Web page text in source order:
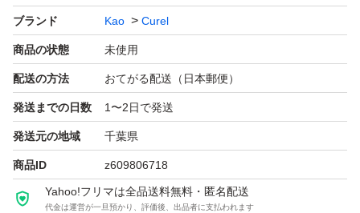
・商品の状態について
新品未使用ですが、自宅保管のため完璧を求める方はご購
入をお控えください（箱にへこみ等がある場合がございま
す）。
・正規品に関する質問について
出品商品は全て正規品になります。少しでも気にされる方
ブランド Kao Curel
商品の状態 未使用
配送の方法 おてがる配送（日本郵便）
発送までの日数 1〜2日で発送
発送元の地域 千葉県
商品ID z609806718
Yahoo!フリマは全品送料無料・匿名配送
代金は運営が一旦預かり、評価後、出品者に支払われます